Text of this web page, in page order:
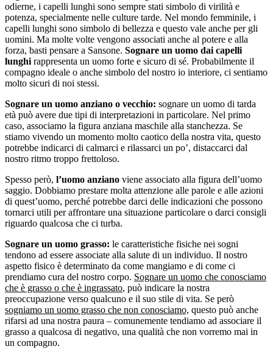
odierne, i capelli lunghi sono sempre stati simbolo di virilità e
potenza, specialmente nelle culture tarde. Nel mondo femminile, i
capelli lunghi sono simbolo di bellezza e questo vale anche per gli
uomini. Ma molte volte vengono associati anche al potere e alla
forza, basti pensare a Sansone. Sognare un uomo dai capelli
lunghi rappresenta un uomo forte e sicuro di sé. Probabilmente il
compagno ideale o anche simbolo del nostro io interiore, ci sentiamo
molto sicuri di noi stessi.
Sognare un uomo anziano o vecchio: sognare un uomo di tarda
età può avere due tipi di interpretazioni in particolare. Nel primo
caso, associamo la figura anziana maschile alla stanchezza. Se
stiamo vivendo un momento molto caotico della nostra vita, questo
potrebbe indicarci di calmarci e rilassarci un po’, distaccarci dal
nostro ritmo troppo frettoloso.
Spesso però, l’uomo anziano viene associato alla figura dell’uomo
saggio. Dobbiamo prestare molta attenzione alle parole e alle azioni
di quest’uomo, perché potrebbe darci delle indicazioni che possono
tornarci utili per affrontare una situazione particolare o darci consigli
riguardo qualcosa che ci turba.
Sognare un uomo grasso: le caratteristiche fisiche nei sogni
tendono ad essere associate alla salute di un individuo. Il nostro
aspetto fisico è determinato da come mangiamo e di come ci
prendiamo cura del nostro corpo. Sognare un uomo che conosciamo
che è grasso o che è ingrassato, può indicare la nostra
preoccupazione verso qualcuno e il suo stile di vita. Se però
sogniamo un uomo grasso che non conosciamo, questo può anche
rifarsi ad una nostra paura – comunemente tendiamo ad associare il
grasso a qualcosa di negativo, una qualità che non vorremo mai in
un compagno.